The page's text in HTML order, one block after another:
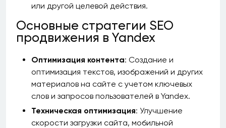
или другой целевой действия.
Основные стратегии SEO
продвижения в Yandex
Оптимизация контента: Создание и
оптимизация текстов, изображений и других
материалов на сайте с учетом ключевых
слов и запросов пользователей в Yandex.
Техническая оптимизация: Улучшение
скорости загрузки сайта, мобильной